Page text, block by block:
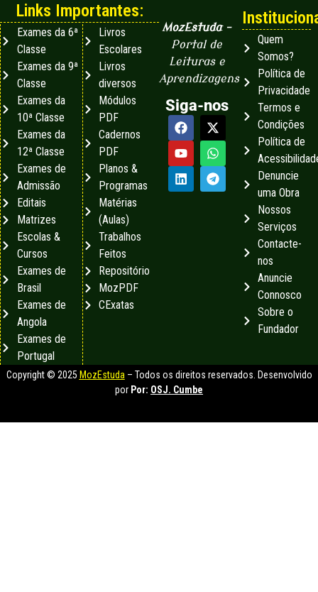
MozEstuda–
Portal de
Leituras e
Aprendizagens
Siga-nos
Quem
Somos?
Política de
Privacidade
Termos e
Condições
Política de
Denuncie
uma Obra
Nossos
Serviços
Contacte-
nos
Anuncie
Connosco
Sobre o
Fundador
Links Importantes:
Exames da 6ª
Classe
Exames da 9ª
Classe
Exames da
10ª Classe
Exames da
12ª Classe
Exames de
Admissão
Editais
Matrizes
Escolas &
Cursos
Exames de
Brasil
Exames de
Angola
Exames de
Portugal
Livros
Escolares
Livros
diversos
Módulos
PDF
Cadernos
PDF
Planos &
Programas
Matérias
(Aulas)
Trabalhos
Feitos
Repositório
MozPDF
CExatas
Copyright © 2025 MozEstuda– Todos os direitos reservados. Desenvolvido
por Por: OSJ. Cumbe